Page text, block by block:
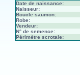
Date de naissance:
Naisseur:
Boucle saumon:
Robe:
Vendeur:
N° de semence:
Périmètre scrotale: